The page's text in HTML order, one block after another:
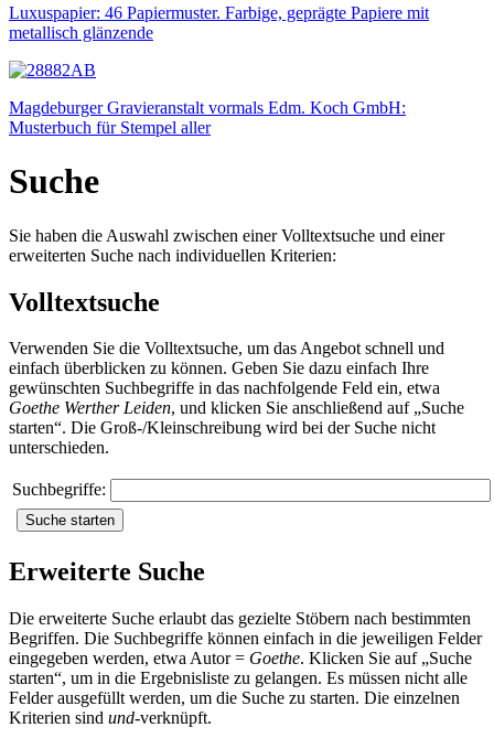
Luxuspapier: 46 Papiermuster. Farbige, geprägte Papiere mit
metallisch glänzende
Magdeburger Gravieranstalt vormals Edm. Koch GmbH:
Musterbuch für Stempel aller
Suche
Sie haben die Auswahl zwischen einer Volltextsuche und einer
erweiterten Suche nach individuellen Kriterien:
Volltextsuche
Verwenden Sie die Volltextsuche, um das Angebot schnell und
einfach überblicken zu können. Geben Sie dazu einfach Ihre
gewünschten Suchbegriffe in das nachfolgende Feld ein, etwa
Goethe Werther Leiden, und klicken Sie anschließend auf „Suche
starten“. Die Groß-/Kleinschreibung wird bei der Suche nicht
unterschieden.
Suchbegriffe:
Erweiterte Suche
Die erweiterte Suche erlaubt das gezielte Stöbern nach bestimmten
Begriffen. Die Suchbegriffe können einfach in die jeweiligen Felder
eingegeben werden, etwa Autor = Goethe. Klicken Sie auf „Suche
starten“, um in die Ergebnisliste zu gelangen. Es müssen nicht alle
Felder ausgefüllt werden, um die Suche zu starten. Die einzelnen
Kriterien sind und-verknüpft.